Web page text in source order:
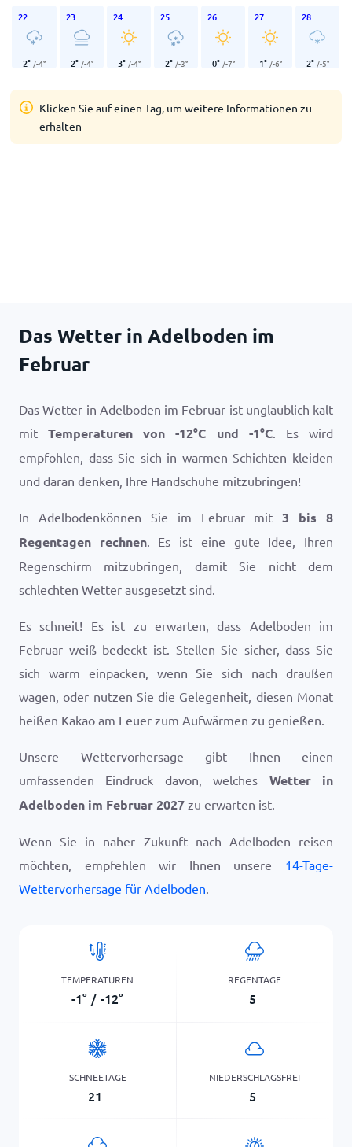
22
2° /-4°
23
2° /-4°
24
3° /-4°
25
2° /-3°
26
0° /-7°
27
1° /-6°
28
2° /-5°
Klicken Sie auf einen Tag, um weitere Informationen zu
erhalten
Das Wetter in Adelboden im
Februar
Das Wetter in Adelboden im Februar ist unglaublich kalt
mitTemperaturen von-12°C und -1°C. Es wird
empfohlen, dass Sie sich in warmen Schichten kleiden
und daran denken, Ihre Handschuhe mitzubringen!
In Adelbodenkönnen Sie im Februar mit3 bis 8
Regentagen rechnen. Es ist eine gute Idee, Ihren
Regenschirm mitzubringen, damit Sie nicht dem
schlechten Wetter ausgesetzt sind.
Es schneit! Es ist zu erwarten, dass Adelboden im
Februar weiß bedeckt ist. Stellen Sie sicher, dass Sie
sich warm einpacken, wenn Sie sich nach draußen
wagen, oder nutzen Sie die Gelegenheit, diesen Monat
heißen Kakao am Feuer zum Aufwärmen zu genießen.
Unsere Wettervorhersage gibt Ihnen einen
umfassenden Eindruck davon, welches Wetter in
Adelboden im Februar 2027 zu erwarten ist.
Wenn Sie in naher Zukunft nach Adelboden reisen
möchten, empfehlen wir Ihnen unsere 14-Tage-
Wettervorhersage für Adelboden.
TEMPERATUREN
-1° / -12°
REGENTAGE
5
SCHNEETAGE
21
NIEDERSCHLAGSFREI
5